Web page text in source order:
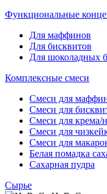
Функциональные
Для маффинов
Для бисквитов
Для шоколадных
Комплексные смеси
Смеси для
Смеси для
Смеси для крема/
Смеси для
Смеси для
Белая помадка
Сахарная пудра
Сырье